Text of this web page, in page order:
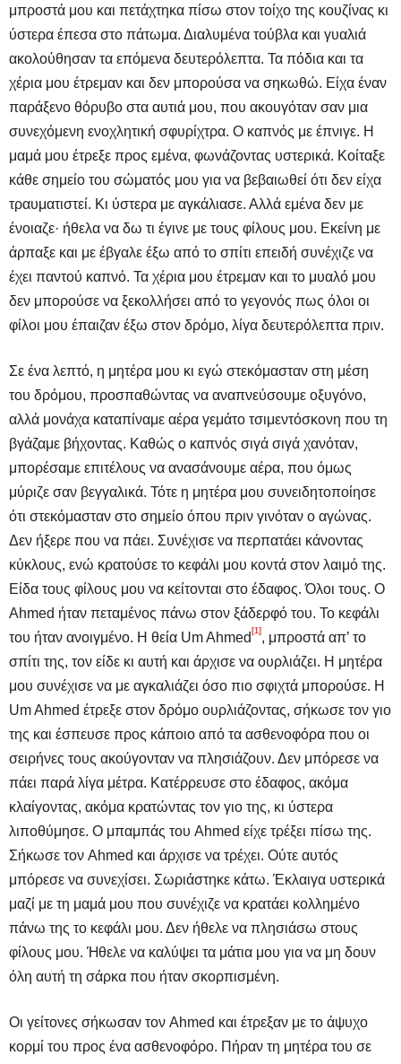
μπροστά μου και πετάχτηκα πίσω στον τοίχο της κουζίνας κι
ύστερα έπεσα στο πάτωμα. Διαλυμένα τούβλα και γυαλιά
ακολούθησαν τα επόμενα δευτερόλεπτα. Τα πόδια και τα
χέρια μου έτρεμαν και δεν μπορούσα να σηκωθώ. Είχα έναν
παράξενο θόρυβο στα αυτιά μου, που ακουγόταν σαν μια
συνεχόμενη ενοχλητική σφυρίχτρα. Ο καπνός με έπνιγε. Η
μαμά μου έτρεξε προς εμένα, φωνάζοντας υστερικά. Κοίταξε
κάθε σημείο του σώματός μου για να βεβαιωθεί ότι δεν είχα
τραυματιστεί. Κι ύστερα με αγκάλιασε. Αλλά εμένα δεν με
ένοιαζε· ήθελα να δω τι έγινε με τους φίλους μου. Εκείνη με
άρπαξε και με έβγαλε έξω από το σπίτι επειδή συνέχιζε να
έχει παντού καπνό. Τα χέρια μου έτρεμαν και το μυαλό μου
δεν μπορούσε να ξεκολλήσει από το γεγονός πως όλοι οι
φίλοι μου έπαιζαν έξω στον δρόμο, λίγα δευτερόλεπτα πριν.
Σε ένα λεπτό, η μητέρα μου κι εγώ στεκόμασταν στη μέση
του δρόμου, προσπαθώντας να αναπνεύσουμε οξυγόνο,
αλλά μονάχα καταπίναμε αέρα γεμάτο τσιμεντόσκονη που τη
βγάζαμε βήχοντας. Καθώς ο καπνός σιγά σιγά χανόταν,
μπορέσαμε επιτέλους να ανασάνουμε αέρα, που όμως
μύριζε σαν βεγγαλικά. Τότε η μητέρα μου συνειδητοποίησε
ότι στεκόμασταν στο σημείο όπου πριν γινόταν ο αγώνας.
Δεν ήξερε που να πάει. Συνέχισε να περπατάει κάνοντας
κύκλους, ενώ κρατούσε το κεφάλι μου κοντά στον λαιμό της.
Είδα τους φίλους μου να κείτονται στο έδαφος. Όλοι τους. Ο
Ahmed ήταν πεταμένος πάνω στον ξάδερφό του. Το κεφάλι
του ήταν ανοιγμένο. Η θεία Um Ahmed [1] , μπροστά απ’ το
σπίτι της, τον είδε κι αυτή και άρχισε να ουρλιάζει. Η μητέρα
μου συνέχισε να με αγκαλιάζει όσο πιο σφιχτά μπορούσε. Η
Um Ahmed έτρεξε στον δρόμο ουρλιάζοντας, σήκωσε τον γιο
της και έσπευσε προς κάποιο από τα ασθενοφόρα που οι
σειρήνες τους ακούγονταν να πλησιάζουν. Δεν μπόρεσε να
πάει παρά λίγα μέτρα. Κατέρρευσε στο έδαφος, ακόμα
κλαίγοντας, ακόμα κρατώντας τον γιο της, κι ύστερα
λιποθύμησε. Ο μπαμπάς του Ahmed είχε τρέξει πίσω της.
Σήκωσε τον Ahmed και άρχισε να τρέχει. Ούτε αυτός
μπόρεσε να συνεχίσει. Σωριάστηκε κάτω. Έκλαιγα υστερικά
μαζί με τη μαμά μου που συνέχιζε να κρατάει κολλημένο
πάνω της το κεφάλι μου. Δεν ήθελε να πλησιάσω στους
φίλους μου. Ήθελε να καλύψει τα μάτια μου για να μη δουν
όλη αυτή τη σάρκα που ήταν σκορπισμένη.
Οι γείτονες σήκωσαν τον Ahmed και έτρεξαν με το άψυχο
κορμί του προς ένα ασθενοφόρο. Πήραν τη μητέρα του σε